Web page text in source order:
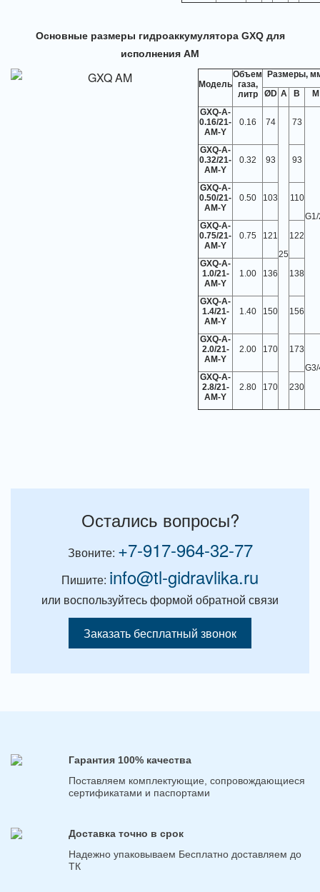
Основные размеры гидроаккумулятора GXQ для
исполнения AM
Модель
Объем
газа,
литр
Размеры,
ØD A B
M
GXQ-A-
0.16/21-
AM-Y
0.16 74
25
73
G1/
GXQ-A-
0.32/21-
AM-Y
0.32 93 93
GXQ-A-
0.50/21-
AM-Y
0.50 103 110
GXQ-A-
0.75/21-
AM-Y
0.75 121 122
GXQ-A-
1.0/21-
AM-Y
1.00 136 138
GXQ-A-
1.4/21-
AM-Y
1.40 150 156
GXQ-A-
2.0/21-
AM-Y
2.00 170
173
G3/
GXQ-A-
2.8/21-
AM-Y
2.80 170 230
Остались вопросы?
Звоните: +7-917-964-32-77
Пишите: info@tl-gidravlika.ru
или воспользуйтесь формой обратной связи
Заказать бесплатный звонок
Гарантия 100% качества
Поставляем комплектующие, сопровождающиеся
сертификатами и паспортами
Доставка точно в срок
Надежно упаковываем Бесплатно доставляем до
ТК